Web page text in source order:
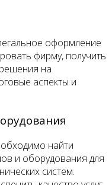
оформление
фирму, получить
на
аспекты и
найти
и оборудования для
систем.